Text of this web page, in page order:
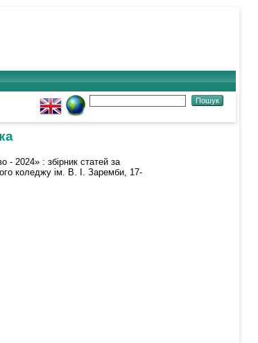
- 2024» : збірник статей за
коледжу ім. В. І. Заремби, 17-